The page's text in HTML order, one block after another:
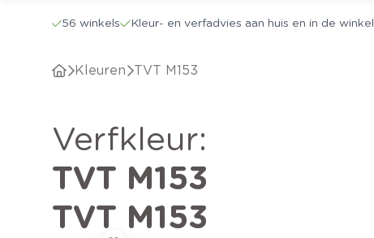
56 winkels Kleur- en verfadvies aan huis en in de winkel
Kleuren TVT M153
verfkleur:
TVT M153
TVT M153